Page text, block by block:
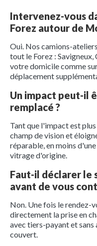
Intervenez-vous
Forez autour de
Oui. Nos camions-
tout le Forez :
votre domicile comme
déplacement
Un impact peut-il
remplacé ?
Tant que l'impact est
champ de vision et
réparable, en moins
vitrage d'origine.
Faut-il déclarer le
avant de vous
Non. Une fois le rendez-
directement la prise en
avec tiers-payant et sans
couvert.